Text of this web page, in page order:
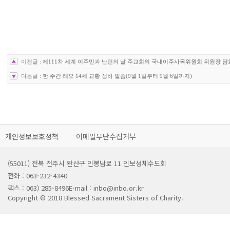
이전글 :제111차 세계 이주민과 난민의 날 주교회의 국내이주사목위원회 위원장 담
다음글 : 한 주간 레오 14세 교황 성하 말씀(9월 1일부터 9월 6일까지)
개인정보보호정책 이메일무단수집거부
(55011) 전북 전주시 완산구 인봉남로 11 인보성체수도회
전화 : 063-232-4340
팩스 : 063) 285-8496E-mail : inbo@inbo.or.kr
Copyright © 2018 Blessed Sacrament Sisters of Charity.